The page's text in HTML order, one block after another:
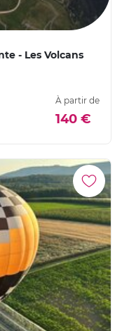
- Les Volcans
À partir de
140 €